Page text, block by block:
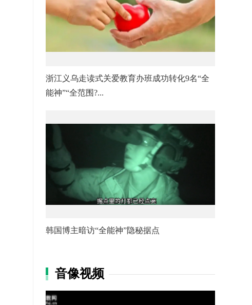
浙江义乌走读式关爱教育办班成功转化9名“全
能神”“全范围?...
韩国博主暗访“全能神”隐秘据点
音像视频